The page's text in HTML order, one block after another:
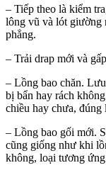
– Tiếp theo là kiểm
lông vũ và lót giường
phẳng.
– Trải drap mới và
– Lồng bao chăn.
bị bẩn hay rách
chiều hay chưa,
– Lồng bao gối mới.
cũng giống như khi
không, loại tương